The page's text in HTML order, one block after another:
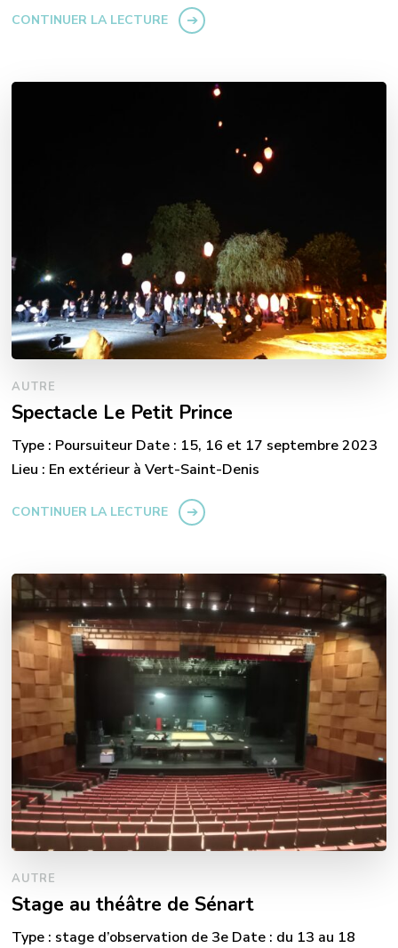
CONTINUER LA LECTURE
AUTRE
Spectacle Le Petit Prince
Type : Poursuiteur Date : 15, 16 et 17 septembre 2023
Lieu : En extérieur à Vert-Saint-Denis
CONTINUER LA LECTURE
AUTRE
Stage au théâtre de Sénart
Type : stage d’observation de 3e Date : du 13 au 18